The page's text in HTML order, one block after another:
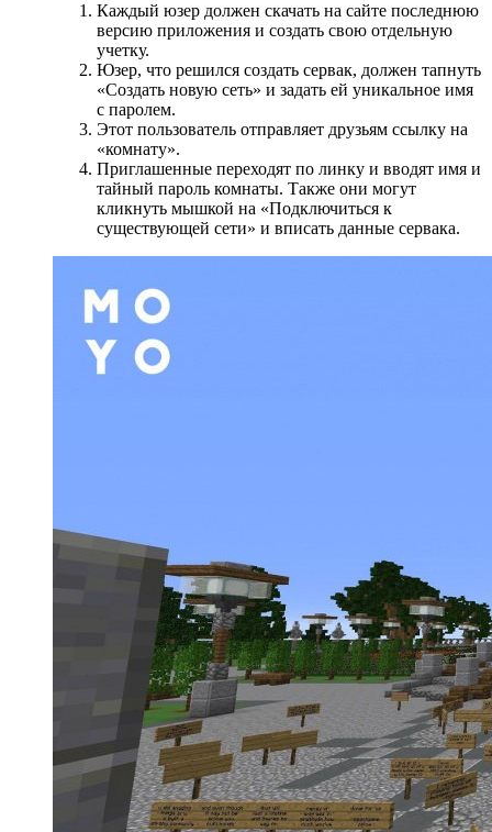
Каждый юзер должен скачать на сайте последнюю
версию приложения и создать свою отдельную
учетку.
Юзер, что решился создать сервак, должен тапнуть
«Создать новую сеть» и задать ей уникальное имя
с паролем.
Этот пользователь отправляет друзьям ссылку на
«комнату».
Приглашенные переходят по линку и вводят имя и
тайный пароль комнаты. Также они могут
кликнуть мышкой на «Подключиться к
существующей сети» и вписать данные сервака.